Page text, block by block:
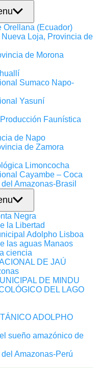
Orellana (Ecuador)
Nueva Loja, Provincia de
de Morona
Sumaco Napo-
Yasuní
Faunística
de Napo
de Zamora
Limoncocha
Cayambe – Coca
Amazonas-Brasil
Negra
la Libertad
Adolpho Lisboa
las aguas Manaos
ciencia
DE JAÚ
DE MINDU
DEL LAGO
ADOLPHO
sueño amazónico de
Amazonas-Perú